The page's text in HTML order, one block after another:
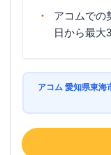
アコムでの
日から最大
アコム 愛知県東海